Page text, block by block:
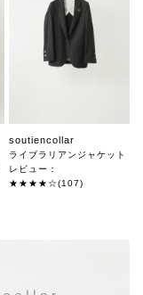
soutiencollar
ライブラリアンジャケット
レビュー：
★★★★☆(107)